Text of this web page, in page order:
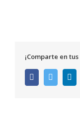
¡Comparte en
FacebookTwitter